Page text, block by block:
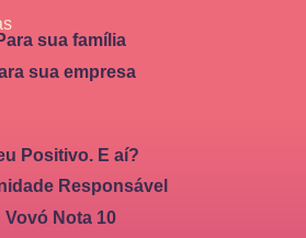
sua família
sua empresa
Positivo. E aí?
Responsável
Vovó Nota 10